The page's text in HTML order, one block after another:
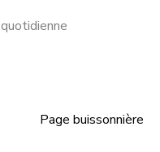
Page buissonnière